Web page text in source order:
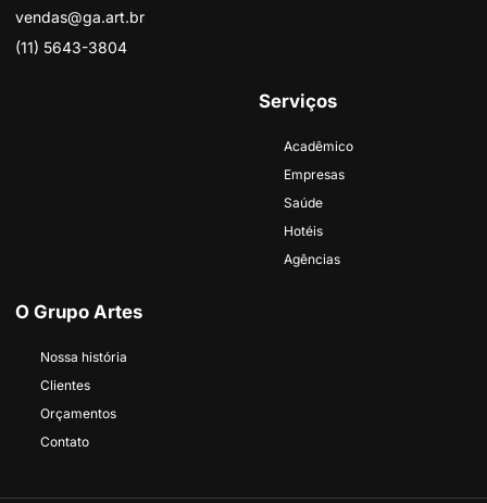
vendas@ga.art.br
(11) 5643-3804
Serviços
Acadêmico
Empresas
Saúde
Hotéis
Agências
O Grupo Artes
Nossa história
Clientes
Orçamentos
Contato